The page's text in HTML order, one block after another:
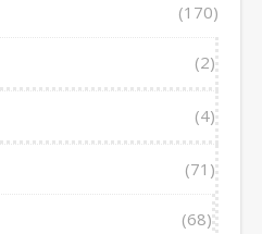
(170)
(2)
(4)
(71)
(68)